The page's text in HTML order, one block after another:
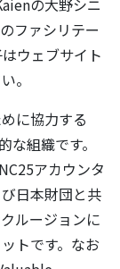
の大野シニ
ファシリテー
ウェブサイト
。
に協力する
組織です。
アカウンタ
日本財団と共
ルージョンに
トです。なお